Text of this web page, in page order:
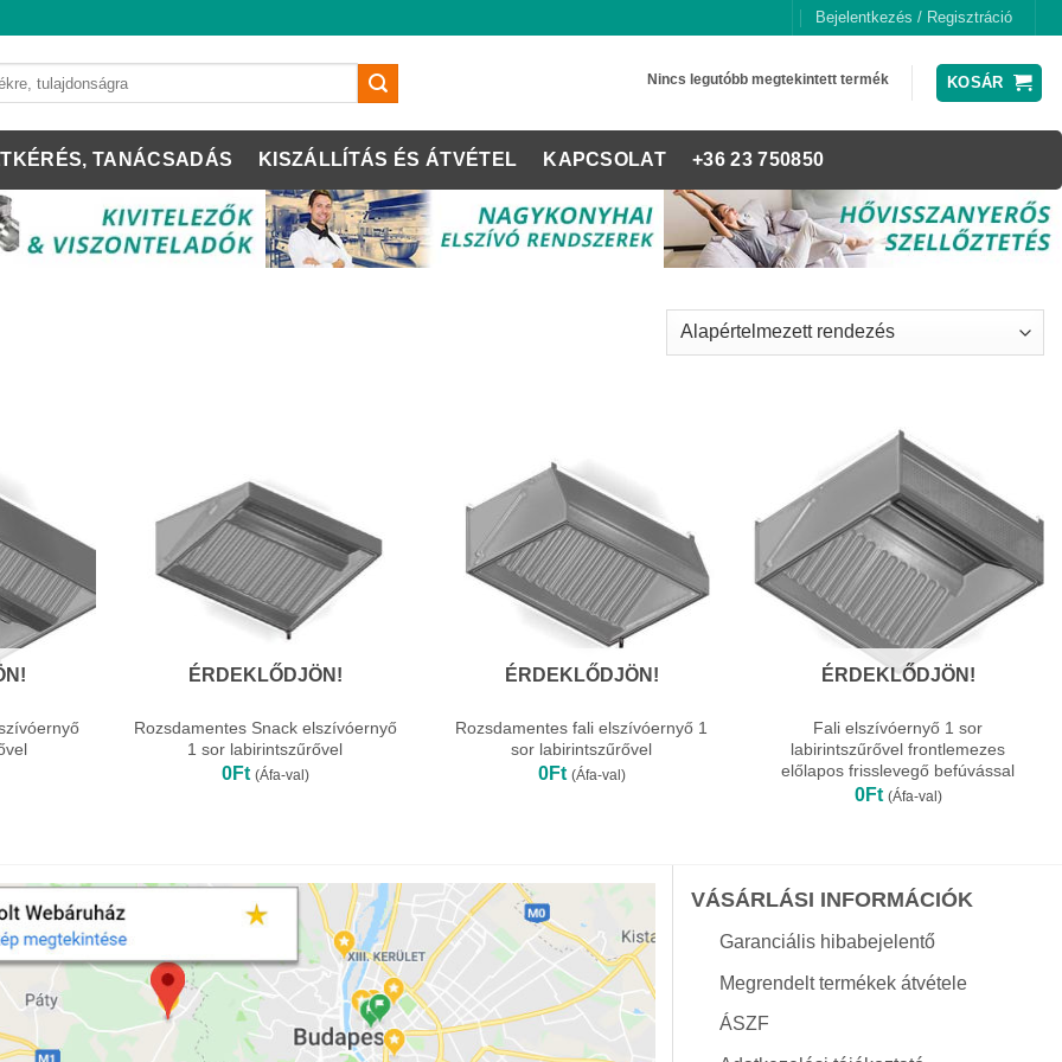
Bejelentkezés / Regisztráció
Nincs legutóbb megtekintett termék KOSÁR
TANÁCSADÁS KISZÁLLÍTÁS ÉS ÁTVÉTEL KAPCSOLAT +36 23 750850
ÉRDEKLŐDJÖN!
Rozsdamentes Snack elszívóernyő
1 sor labirintszűrővel
0Ft (Áfa-val)
ÉRDEKLŐDJÖN!
Rozsdamentes fali elszívóernyő 1
sor labirintszűrővel
0Ft (Áfa-val)
ÉRDEKLŐDJÖN!
Fali elszívóernyő 1 sor
labirintszűrővel frontlemezes
előlapos frisslevegő befúvással
0Ft (Áfa-val)
VÁSÁRLÁSI INFORMÁCIÓK
Garanciális hibabejelentő
Megrendelt termékek átvétele
ÁSZF